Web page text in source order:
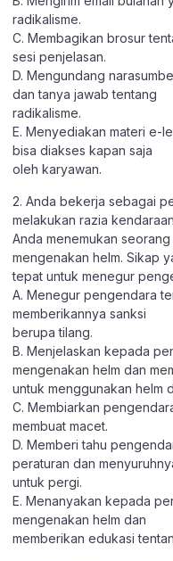
radikalisme.
C. Membagikan brosur
sesi penjelasan.
D. Mengundang
dan tanya jawab tentang
radikalisme.
E. Menyediakan materi e-
bisa diakses kapan saja
oleh karyawan.
2. Anda bekerja sebagai
melakukan razia kendaraan,
Anda menemukan
mengenakan helm. Sikap
tepat untuk menegur
A. Menegur pengendara
memberikannya sanksi
berupa tilang.
B. Menjelaskan kepada
mengenakan helm dan
untuk menggunakan helm
C. Membiarkan
membuat macet.
D. Memberi tahu
peraturan dan
untuk pergi.
E. Menanyakan kepada
mengenakan helm dan
memberikan edukasi